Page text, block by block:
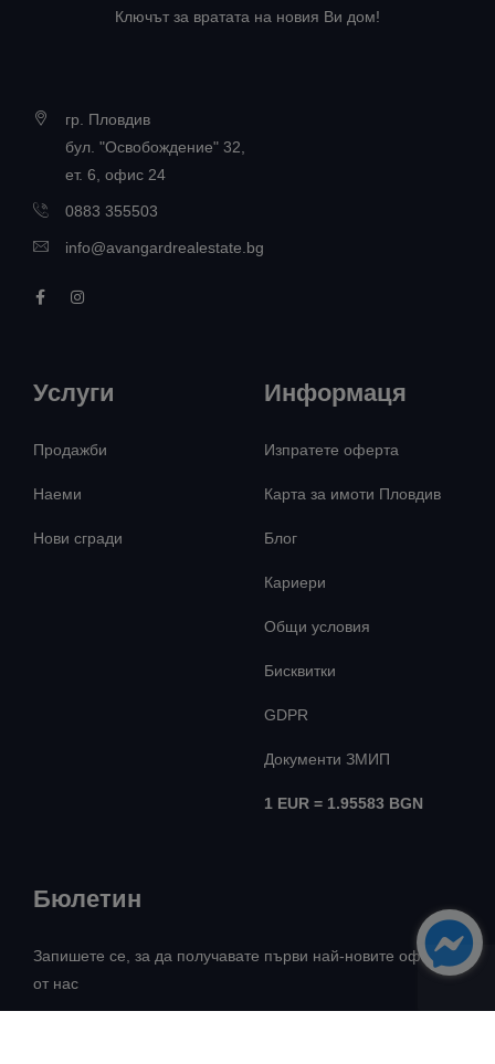
Ключът за вратата на новия Ви дом!
гр. Пловдив
бул. "Освобождение" 32,
ет. 6, офис 24
0883 355503
info@avangardrealestate.bg
Услуги
Продажби
Наеми
Нови сгради
Информаця
Изпратете оферта
Карта за имоти Пловдив
Блог
Кариери
Общи условия
Бисквитки
GDPR
Документи ЗМИП
1 EUR = 1.95583 BGN
Бюлетин
Запишете се, за да получавате първи най-новите оферти
от нас